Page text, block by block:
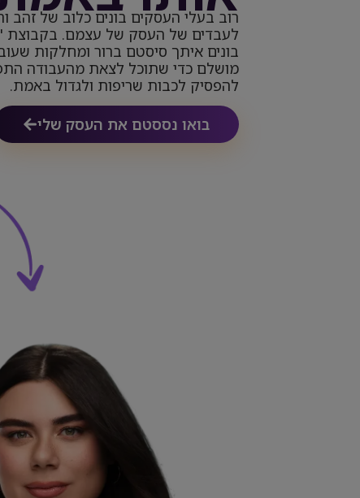
רוב בעלי העסקים בונים כלוב של זהב
לעבדים של העסק של עצמם. בקבוצת
בונים איתך סיסטם ברור ומחלקות
מושלם כדי שתוכל לצאת מהעבודה
להפסיק לכבות שריפות ולגדול באמת.
בואו נססטם את העסק שלי